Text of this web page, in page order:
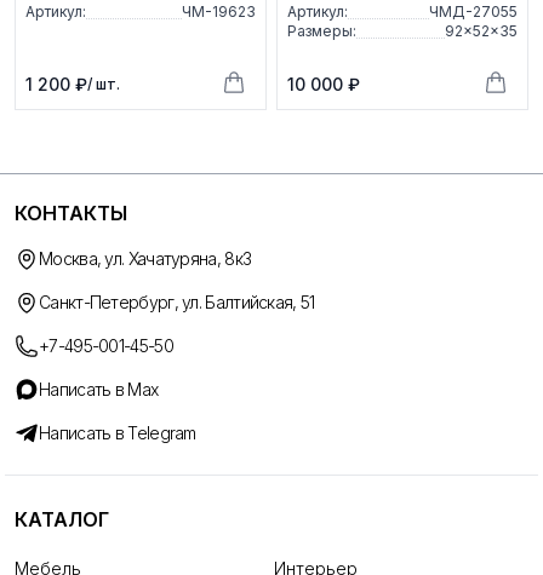
Артикул: ЧМ-19623
1 200 ₽/ шт.
Артикул:
ЧМД-27055
Размеры:
92×52×35
10 000 ₽
КОНТАКТЫ
Москва, ул. Хачатуряна, 8к3
Санкт-Петербург, ул. Балтийская, 51
+7-495-001-45-50
Написать в Max
Написать в Telegram
КАТАЛОГ
Мебель
Интерьер